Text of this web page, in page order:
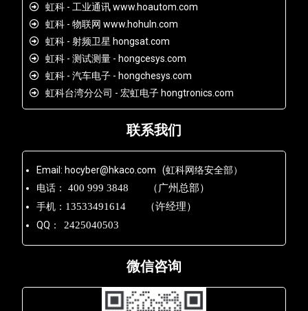
虹科 - 工业通讯 www.hoautom.com
虹科 - 物联网 www.hohuln.com
虹科 - 射频卫星 hongsat.com
虹科 - 测试测量 - hongcesys.com
虹科 - 汽车电子 - hongchesys.com
虹科台湾分公司 - 宏虹电子 hongtronics.com
联系我们
Email: hocyber@hkaco.com (虹科网络安全部）
电话：
400 999 3848 （广州总部）
手机： 13533491614 （许经理）
QQ： 2425040503
微信咨询